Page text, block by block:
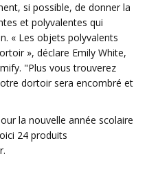
si possible, de donner la
et polyvalentes qui
« Les objets polyvalents
», déclare Emily White,
"Plus vous trouverez
dortoir sera encombré et
la nouvelle année scolaire
24 produits